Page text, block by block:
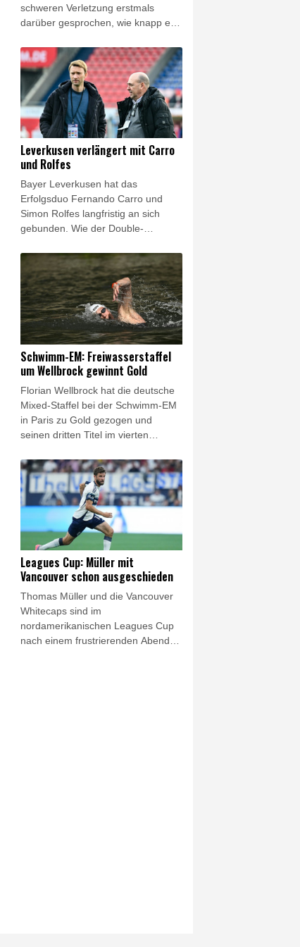
schweren Verletzung erstmals
darüber gesprochen, wie knapp er
entronnen ist. "Ich hatte Glück. Es
hätte viel, viel schlimmer können",
sagte der Sohn des deutschen
1990er-Weltmeisters Jürgen
Klinsmann der New York Times:
"Nie wieder Fußball spielen, nie
wieder laufen können."
Leverkusen verlängert mit Carro
und Rolfes
Bayer Leverkusen hat das
Erfolgsduo Fernando Carro und
Simon Rolfes langfristig an sich
gebunden. Wie der Double-
wurden die Verträge der beiden
Geschäftsführer durch den
Gesellschafterausschuss der
Fußball-GmbH vorzeitig verlängert.
Der 62-jährige Carro bleibt bis 2029
Vorsitzender der Geschäftsführung,
Sport-Geschäftsführer Rolfes (44)
erhält einen neuen Kontrakt bis
2031.
Schwimm-EM: Freiwasserstaffel
um Wellbrock gewinnt Gold
Florian Wellbrock hat die deutsche
Mixed-Staffel bei der Schwimm-EM
in Paris zu Gold gezogen und
seinen dritten Titel im vierten
Der Vierfach-Weltmeister, der
bereits über zehn und fünf
Kilometer triumphiert hatte, schlug
am Samstag als Schlussschwimmer
des DSV-Quartetts nach 4x1500 m
als Erster an. Silber ging in einem
engen Dreikampf an Italien vor
Ungarn.
Leagues Cup: Müller mit
Vancouver schon ausgeschieden
Thomas Müller und die Vancouver
Whitecaps sind im
nordamerikanischen Leagues Cup
nach einem frustrierenden Abend